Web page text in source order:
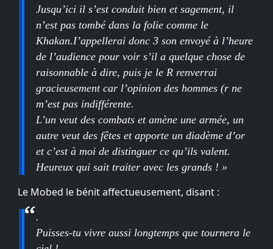
Jusqu’ici il s’est conduit bien et sagement, il
n’est pas tombé dans la folie comme le
Khakan.I’appellerai donc 3 son envoyé à l’heure
de l’audience pour voir s’il a quelque chose de
raisonnable à dire, puis je le R renverrai
gracieusement car l’opinion des hommes (r ne
m’est pas indifférente.
L’un veut des combats et amène une armée, un
autre veut des fêtes et apporte un diadème d’or
et c’est à moi de distinguer ce qu’ils valent.
Heureux qui sait traiter avec les grands ! »
Le Mobed le bénit affectueusement, disant :
.
Puisses-tu vivre aussi longtemps que tournera le